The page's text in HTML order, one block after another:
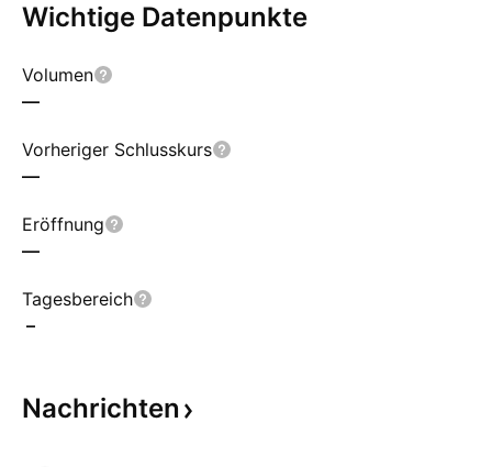
Wichtige Datenpunkte
Volumen
—
Vorheriger Schlusskurs
—
Eröffnung
—
Tagesbereich
–
Nachrichten